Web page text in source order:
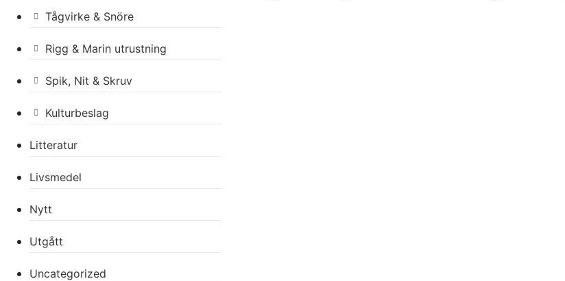
Tågvirke & Snöre
Rigg & Marin utrustning
Spik, Nit & Skruv
Kulturbeslag
Litteratur
Livsmedel
Nytt
Utgått
Uncategorized